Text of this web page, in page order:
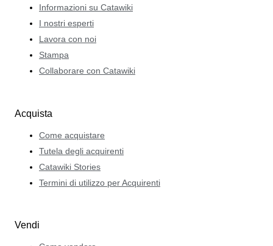
Informazioni su Catawiki
I nostri esperti
Lavora con noi
Stampa
Collaborare con Catawiki
Acquista
Come acquistare
Tutela degli acquirenti
Catawiki Stories
Termini di utilizzo per Acquirenti
Vendi